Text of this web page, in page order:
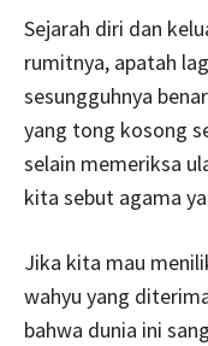
Sejarah diri dan
rumitnya, apatah
sesungguhnya
yang tong kosong
selain memeriksa
kita sebut agama
Jika kita mau
wahyu yang
bahwa dunia ini